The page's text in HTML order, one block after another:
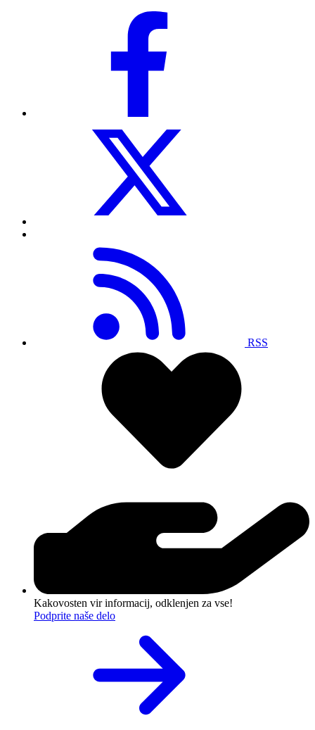
RSS
Kakovosten vir informacij, odklenjen za vse!
Podprite naše delo